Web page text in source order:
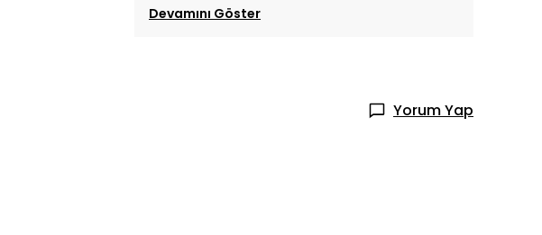
Devamını Göster
Yorum Yap